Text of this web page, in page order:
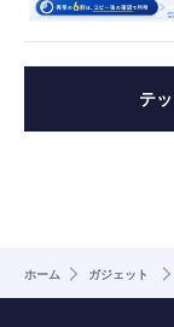
テ
ホーム ガジェット